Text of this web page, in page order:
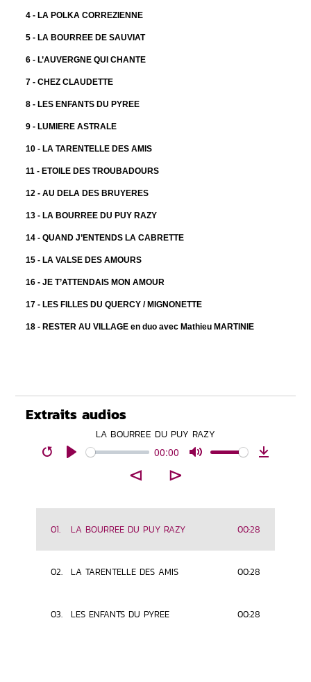
4 - LA POLKA CORREZIENNE
5 - LA BOURREE DE SAUVIAT
6 - L’AUVERGNE QUI CHANTE
7 - CHEZ CLAUDETTE
8 - LES ENFANTS DU PYREE
9 - LUMIERE ASTRALE
10 - LA TARENTELLE DES AMIS
11 - ETOILE DES TROUBADOURS
12 - AU DELA DES BRUYERES
13 - LA BOURREE DU PUY RAZY
14 - QUAND J’ENTENDS LA CABRETTE
15 - LA VALSE DES AMOURS
16 - JE T’ATTENDAIS MON AMOUR
17 - LES FILLES DU QUERCY /MIGNONETTE
18 - RESTER AU VILLAGE en duo avec Mathieu MARTINIE
Extraits audios
LA BOURREE DU PUY RAZY
00:00
⊲ ⊳
01. LA BOURREE DU PUY RAZY 00:28
02. LA TARENTELLE DES AMIS 00:28
03. LES ENFANTS DU PYREE 00:28